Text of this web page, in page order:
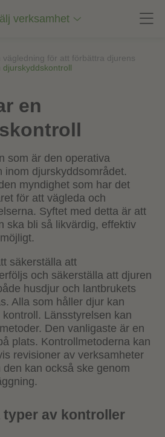
verksamhet
vägledning för att förbättra djurens
en
som är den operativa
inom djurskyddsområdet.
myndighet som har det
för att vägleda och
Syftet med detta är att
ska bli så likvärdig, effektiv
säkerställa att
och säkerställa att djuren
husdjur och lantbrukets
Alla som håller djur kan
Länsstyrelsen kan
Den vanligaste är en
plats. Kontrollmetoderna kan
revisioner av verksamheter
kan också ske genom
av kontroller